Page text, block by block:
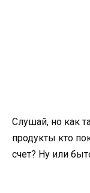
Слушай, но как
продукты кто
счет? Ну или